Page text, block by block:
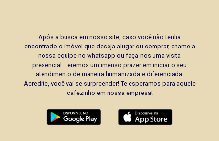
Após a busca em nosso site, caso você não tenha
encontrado o imóvel que deseja alugar ou comprar, chame a
nossa equipe no whatsapp ou faça-nos uma visita
presencial. Teremos um imenso prazer em iniciar o seu
atendimento de maneira humanizada e diferenciada.
Acredite, você vai se surpreender! Te esperamos para aquele
cafezinho em nossa empresa!